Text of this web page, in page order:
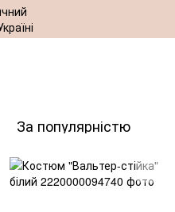
За популярністю